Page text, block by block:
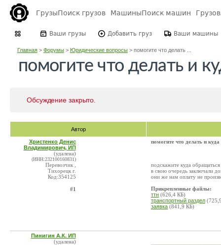
ГрузыПоиск грузов МашиныПоиск машин
Ваши грузы Добавить груз Ваши машины
Главная> Форумы> Юридические вопросы> помогите что делать ...
помогите что делать и
Обсуждение закрыто.
Автор
Христенко Денис
Владимирович, ИП
(удалена)
(ИНН:232100160831)
Перевозчик ,
Тихорецк г.
Код:354125
#1
помогите что делать и
подскажите куда
в свою очередь заключали
они же нам оплату не
Прикрепленные файлы:
ттн (626,4 КБ)
транспортный раздел
заявка (841,9 КБ)
Пинигин А.К. ИП
(удалена)